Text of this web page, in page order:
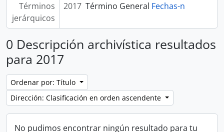
Términos
jerárquicos
2017 Término General Fechas-n
0 Descripción archivística resultados
para 2017
Ordenar por: Título
Dirección: Clasificación en orden ascendente
No pudimos encontrar ningún resultado para tu